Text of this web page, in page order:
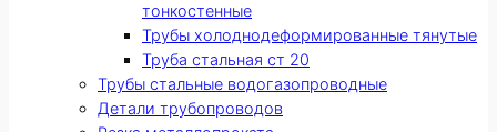
тонкостенные
Трубы холоднодеформированные тянутые
Труба стальная ст 20
Трубы стальные водогазопроводные
Детали трубопроводов